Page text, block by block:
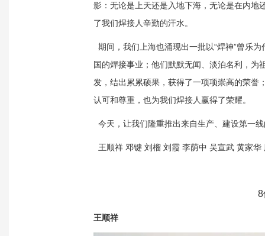
影：无论是上天还是入地下海，无论是在内
了我们焊接人辛勤的汗水。
期间，我们上海也涌现出一批以“焊神”曾乐
国的焊接事业；他们默默无闻、淡泊名利，
发，结出累累硕果，获得了一项项崇高的荣
认可和尊重，也为我们焊接人赢得了荣耀。
今天，让我们隆重推出来自生产、建设第一
王顺祥 邓键 刘榴 刘霞 李荫中 吴宣武 黄家华
8
王顺祥